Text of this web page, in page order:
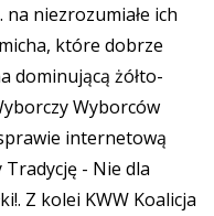
niezrozumiałe ich
które dobrze
dominującą żółto-
Wyborców
internetową
Tradycję - Nie dla
Z kolei KWW Koalicja